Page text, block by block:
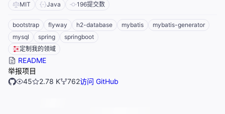
MIT Java 196提交数
bootstrap flyway h2-database mybatis
mybatis-generator
mysql
spring
springboot
定制我的领域
README
举报项目
45
2.78 K 762访问 GitHub